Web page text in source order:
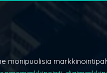
monipuolisia